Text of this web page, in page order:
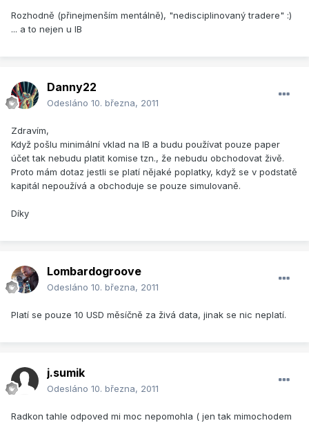
Rozhodně (přinejmenším mentálně), "nedisciplinovaný tradere" :)
... a to nejen u IB
Danny22
Odesláno 10. března, 2011
Zdravím,
Když pošlu minimální vklad na IB a budu používat pouze paper
účet tak nebudu platit komise tzn., že nebudu obchodovat živě.
Proto mám dotaz jestli se platí nějaké poplatky, když se v podstatě
kapitál nepoužívá a obchoduje se pouze simulovaně.
Díky
Lombardogroove
Odesláno 10. března, 2011
Platí se pouze 10 USD měsíčně za živá data, jinak se nic neplatí.
j.sumik
Odesláno 10. března, 2011
Radkon tahle odpoved mi moc nepomohla ( jen tak mimochodem